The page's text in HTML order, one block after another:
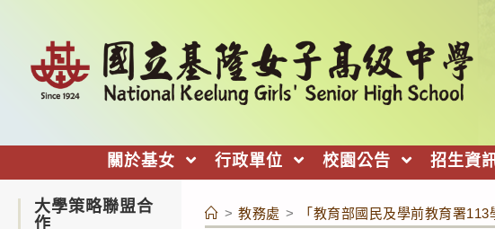
關於基女 行政單位 校園公告 招生資
> 教務處 > 「教育部國民及學前教育署
大學策略聯盟合
作